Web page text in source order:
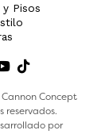
Pisos
Concept
reservados.
por